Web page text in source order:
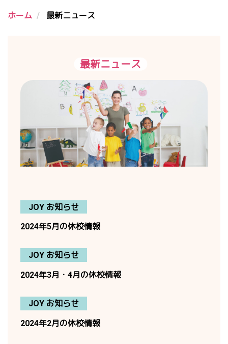
ホーム 最新ニュース
最新ニュース
JOY お知らせ
2024年5月の休校情報
JOY お知らせ
2024年3月・4月の休校情報
JOY お知らせ
2024年2月の休校情報